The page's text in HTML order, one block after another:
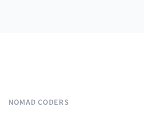
NOMAD CODERS